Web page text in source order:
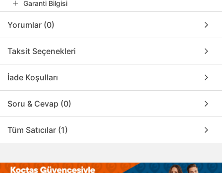
Garanti Bilgisi
Yorumlar (0)
Taksit Seçenekleri
İade Koşulları
Soru & Cevap (0)
Tüm Satıcılar (1)